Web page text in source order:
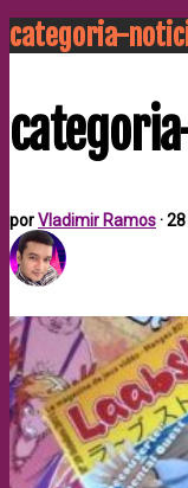
categoria-
porVladimir Ramos·